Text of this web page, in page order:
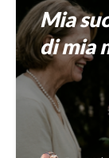
Mia
di mia